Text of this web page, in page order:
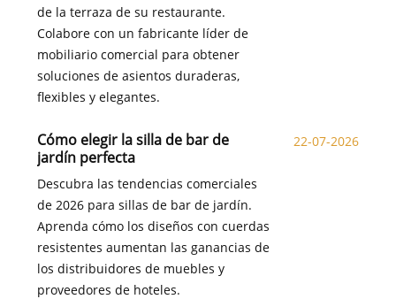
de la terraza de su restaurante.
Colabore con un fabricante líder de
mobiliario comercial para obtener
soluciones de asientos duraderas,
flexibles y elegantes.
Cómo elegir la silla de bar de
jardín perfecta
Descubra las tendencias comerciales
de 2026 para sillas de bar de jardín.
Aprenda cómo los diseños con cuerdas
resistentes aumentan las ganancias de
los distribuidores de muebles y
proveedores de hoteles.
22-07-2026